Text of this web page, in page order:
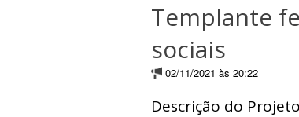
Templante
sociais
02/11/2021 às 20:22
Descrição do